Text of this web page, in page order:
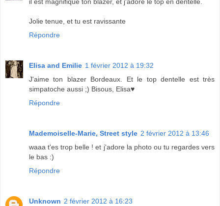
il est magnifique ton blazer, et j'adore le top en dentelle.
Jolie tenue, et tu est ravissante
Répondre
Elisa and Emilie 1 février 2012 à 19:32
J'aime ton blazer Bordeaux. Et le top dentelle est très
simpatoche aussi ;) Bisous, Elisa♥
Répondre
Mademoiselle-Marie, Street style 2 février 2012 à 13:46
waaa t'es trop belle ! et j'adore la photo ou tu regardes vers
le bas :)
Répondre
Unknown 2 février 2012 à 16:23